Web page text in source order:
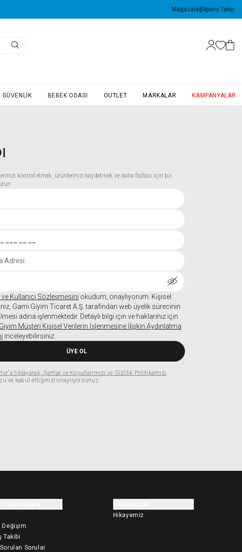
MağazalarSipariş Takip
GÜVENLIK BEBEK ODASI OUTLET MARKALAR KAMPANYALAR
kontrol etmek, ürünlerinizi kaydetmek ve daha fazlası için bir
ve Kullanıcı Sözleşmesini okudum, onaylıyorum. Kişisel
Gami Giyim Ticaret A.Ş. tarafından web üyelik sürecinin
adına işlenmektedir. Detaylı bilgi için ve haklarınız için
Müşteri Kişisel Verilerin İşlenmesine İlişkin Aydınlatma
inceleyebilirsiniz.
ÜYE OL
tıklayarak, Şartlar ve Koşullarımızı ve Gizlilik Politikamızı
ve kabul ettiğinizi onaylıyorsunuz.
Değişim
Takibi
Sorular
Hikayemiz